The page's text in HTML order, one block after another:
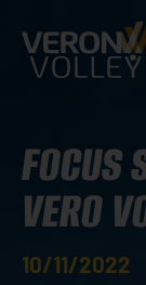
FOCUS
VERO
10/11/2022